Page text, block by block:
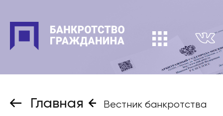
Главная
Вестник банкротства